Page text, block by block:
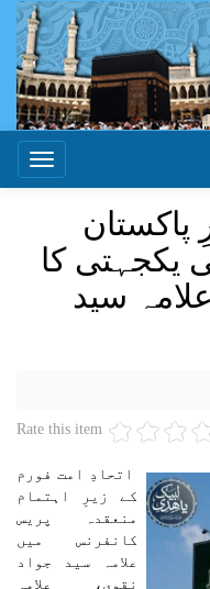
Toggle
پاکستان
یکجہتی کا
سید
Rate this item
اتحادِ امت فورم
کے زیرِ اہتمام
منعقدہ پریس
کانفرنس میں
علامہ سید جواد
نقوی، علامہ